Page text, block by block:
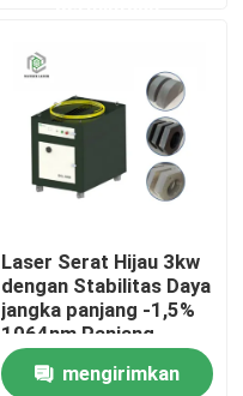
Laser Serat Hijau 3kw
dengan Stabilitas Daya
jangka panjang -1,5%
1064nm Panjang
Gelombang untuk
Pabrik Manufaktur
mengirimkan